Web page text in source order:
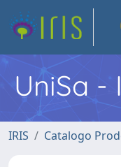
UniSa -
IRIS Catalogo